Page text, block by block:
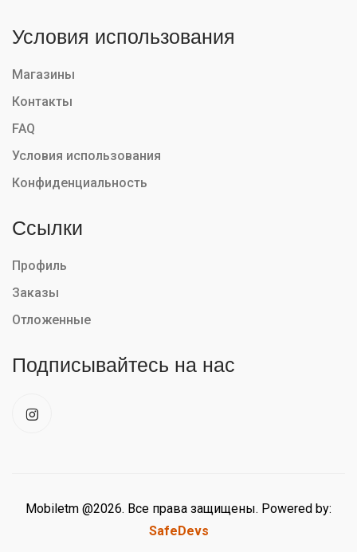
Условия использования
Магазины
Контакты
FAQ
Условия использования
Конфиденциальность
Ссылки
Профиль
Заказы
Отложенные
Подписывайтесь на нас
Mobiletm @2026. Все права защищены. Powered by:
SafeDevs